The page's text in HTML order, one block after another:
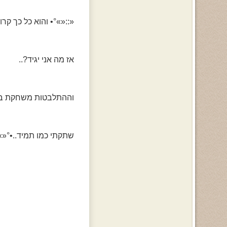
«::«»°• והוא כל כך
אז מה אני יגיד?..
וההתלבטות משחקת
שתקתי כמו